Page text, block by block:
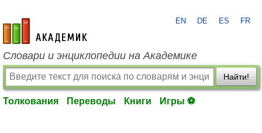
academic.ru
EN DE ES FR
Словари и энциклопедии на Академике
Найти!
Толкования Переводы Книги Игры ⚽